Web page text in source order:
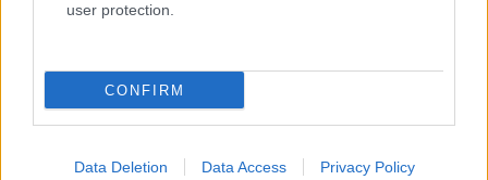
user protection.
CONFIRM
Data Deletion Data Access Privacy Policy